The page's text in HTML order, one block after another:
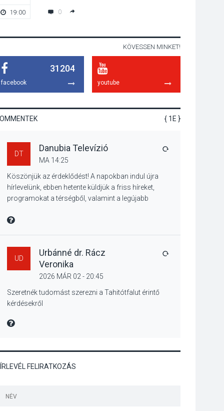
nyitotta meg az idei
Mordái folk-rock
koncert lesz a
pilismaróti Duna-
Különleges nyári
élményt kínálnak a
emelkednek a
parkolási díjak
Szentendrén
KÖZÉLET 2026 AUG 05
KULTÚRA
19:00 0
KÖVESSEN MINKET!
31204
facebook youtube
{ 1E }
DT
Danubia Televízió
MA 14:25
Köszönjük az érdeklődést! A napokban indul újra
hírlevelünk, ebben hetente küldjük a friss híreket,
programokat a térségből, valamint a legújabb
Üdvözlettel: a Danubia Televízió csapata
MIRE MONDTA
UD
Urbánné dr. Rácz
Veronika
2026 MÁR 02 - 20:45
Szeretnék tudomást szerezni a Tahitótfalut érintő
kérdésekről
MIRE MONDTA
FELIRATKOZÁS